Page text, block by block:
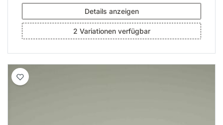
Details anzeigen
2 Variationen verfügbar